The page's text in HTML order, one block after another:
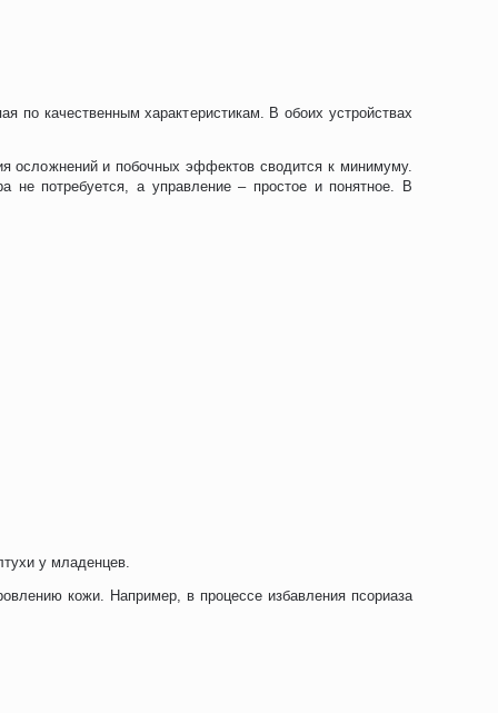
по качественным характеристикам. В обоих устройствах
осложнений и побочных эффектов сводится к минимуму.
не потребуется, а управление – простое и понятное. В
у младенцев.
кожи. Например, в процессе избавления псориаза